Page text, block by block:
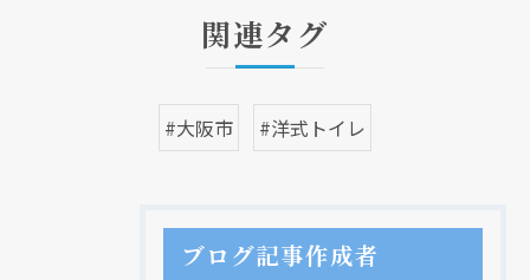
関連タグ
#大阪市 #洋式トイレ
ブログ記事作成者